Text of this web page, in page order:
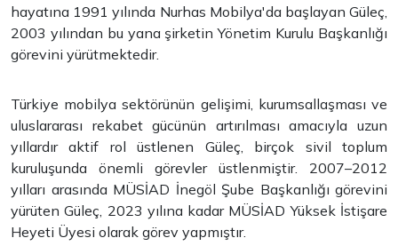
hayatına 1991 yılında Nurhas Mobilya'da başlayan Güleç,
2003 yılından bu yana şirketin Yönetim Kurulu Başkanlığı
görevini yürütmektedir.
Türkiye mobilya sektörünün gelişimi, kurumsallaşması ve
uluslararası rekabet gücünün artırılması amacıyla uzun
yıllardır aktif rol üstlenen Güleç, birçok sivil toplum
kuruluşunda önemli görevler üstlenmiştir. 2007–2012
yılları arasında MÜSİAD İnegöl Şube Başkanlığı görevini
yürüten Güleç, 2023 yılına kadar MÜSİAD Yüksek İstişare
Heyeti Üyesi olarak görev yapmıştır.